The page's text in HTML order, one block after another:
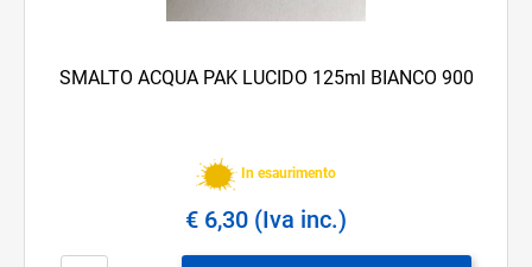
SMALTO ACQUA PAK LUCIDO 125ml BIANCO 900
In esaurimento
€ 6,30 (Iva inc.)